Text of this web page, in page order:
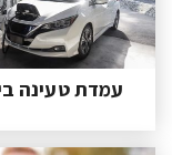
עמדת טעינה